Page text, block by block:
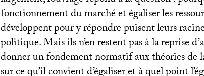
fonctionnement du marché et égaliser les
développent pour y répondre puisent leurs
politique. Mais ils n’en restent pas à la reprise
donner un fondement normatif aux théories